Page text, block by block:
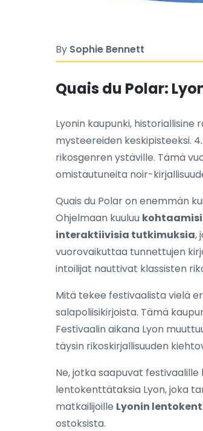
By Sophie Bennett
Quais du Polar:
Lyonin kaupunki,
mysteereiden keskipisteeksi.
rikosgenren ystäville. Tämä
omistautuneita noir-
Quais du Polar on enemmän
Ohjelmaan kuuluu
interaktiivisia tutkimuksia,
vuorovaikuttaa tunnettujen
intoilijat nauttivat klassisten
Mitä tekee festivaalista vielä
salapoliisikirjoista. Tämä
Festivaalin aikana Lyon
täysin rikoskirjallisuuden
Ne, jotka saapuvat
lentokenttätaksia Lyon, joka
matkailijoille Lyonin
ostoksista.